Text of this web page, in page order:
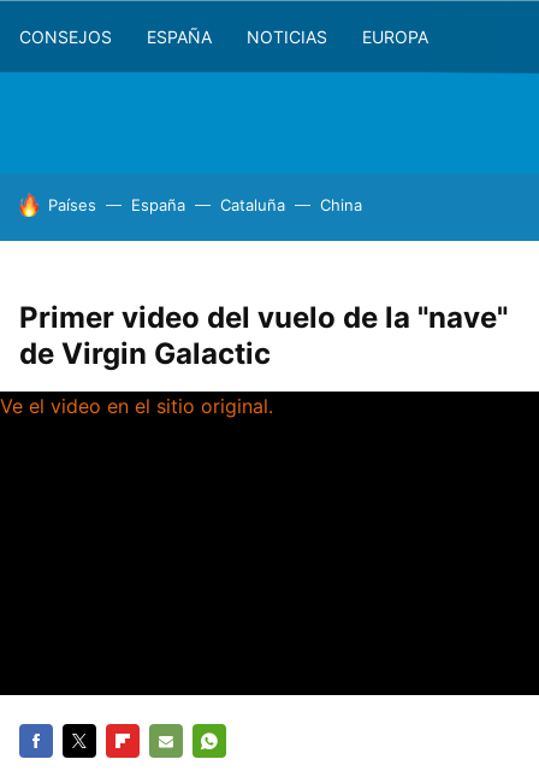
CONSEJOS ESPAÑA NOTICIAS EUROPA
HOY SE HABLA DE
Países España Cataluña China
Primer video del vuelo de la "nave"
de Virgin Galactic
Ve el video en el sitio original.